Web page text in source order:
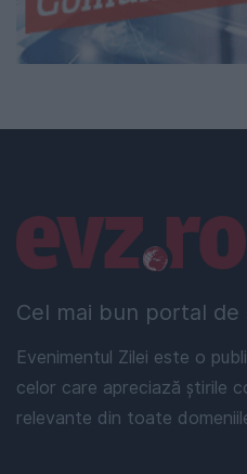
Cel mai bun portal de
Evenimentul Zilei este o
celor care apreciază știrile
relevante din toate
Linkuri utile